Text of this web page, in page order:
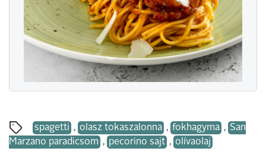
spagetti , olasz tokaszalonna , fokhagyma , San
Marzano paradicsom , pecorino sajt , olívaolaj